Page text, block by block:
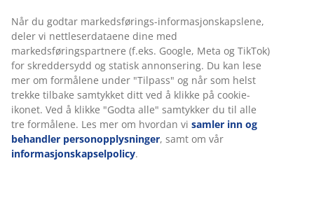
Når du godtar markedsførings-informasjonskapslene,
deler vi nettleserdataene dine med
markedsføringspartnere (f.eks. Google, Meta og TikTok)
for skreddersydd og statisk annonsering. Du kan lese
mer om formålene under "Tilpass" og når som helst
trekke tilbake samtykket ditt ved å klikke på cookie-
ikonet. Ved å klikke "Godta alle" samtykker du til alle
tre formålene. Les mer om hvordan vi samler inn og
behandler personopplysninger, samt om vår
informasjonskapselpolicy.